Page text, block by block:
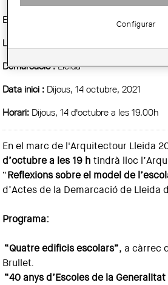
Entitat Organitzadora :
COAC
Lloc:
Demarcació :Lleida
Data inici : Dijous, 14 octubre, 2021
Horari: Dijous, 14 d'octubre a les 19.00h
En el marc de l'Arquitectour Lleida
d’octubre a les 19 h tindrà lloc
“Reflexions sobre el model de
d’Actes de la Demarcació de Lleida
Programa:
“Quatre edificis escolars”, a càrrec
Brullet.
“40 anys d’Escoles de la Generalitat
Configurar